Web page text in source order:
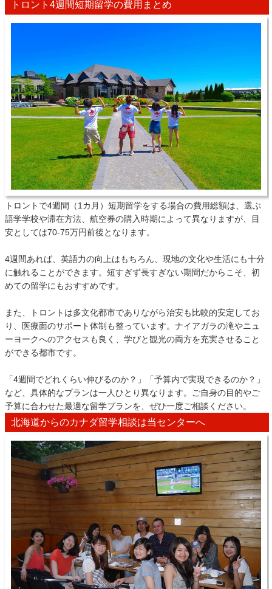
トロント4週間短期留学の費用まとめ
トロントで4週間（1カ月）短期留学をする場合の費用総額は、選ぶ
語学学校や滞在方法、航空券の購入時期によって異なりますが、目
安としては70-75万円前後となります。
4週間あれば、英語力の向上はもちろん、現地の文化や生活にも十分
に触れることができます。短すぎず長すぎない期間だからこそ、初
めての留学にもおすすめです。
また、トロントは多文化都市でありながら治安も比較的安定してお
り、医療面のサポート体制も整っています。ナイアガラの滝やニュ
ーヨークへのアクセスも良く、学びと観光の両方を充実させること
ができる都市です。
「4週間でどれくらい伸びるのか？」「予算内で実現できるのか？」
など、具体的なプランは一人ひとり異なります。ご自身の目的やご
予算に合わせた最適な留学プランを、ぜひ一度ご相談ください。
北海道からのカナダ留学相談は当センターへ